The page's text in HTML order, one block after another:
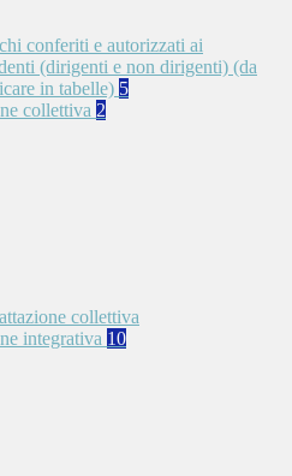
conferiti e autorizzati ai
(dirigenti e non dirigenti) (da
in tabelle) 5
collettiva 2
collettiva
integrativa 10